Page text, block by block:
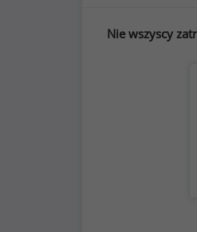
Nie wszyscy